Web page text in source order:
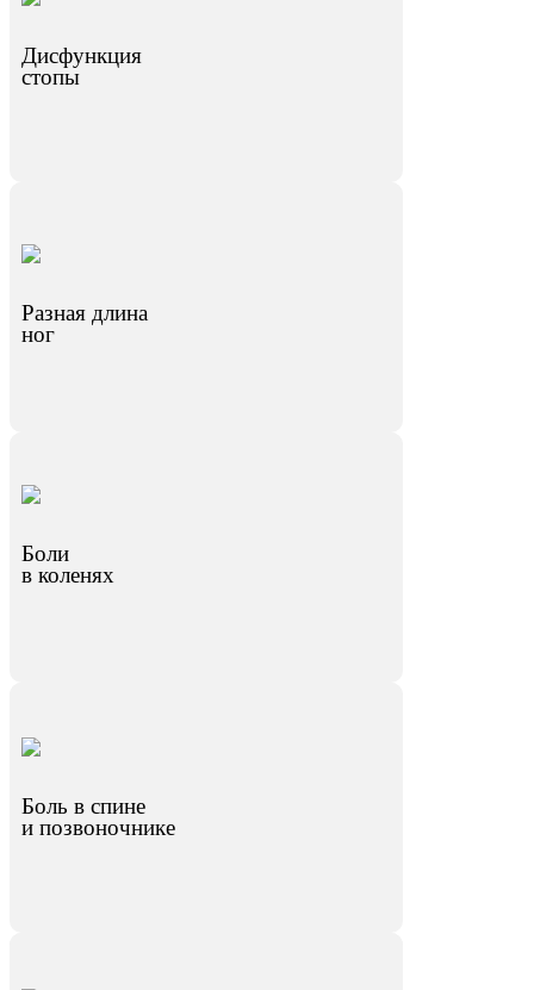
Дисфункция
стопы
Разная длина
ног
Боли
в коленях
Боль в спине
и позвоночнике